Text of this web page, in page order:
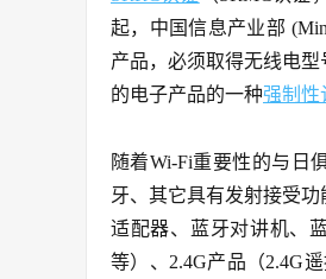
起，中国信息产业部
产品，必须取得无线电型
的电子产品的一种强制性
随着Wi-Fi重要性的与日
牙、其它具有发射接受
适配器、蓝牙对讲机、
等）、2.4G产品（2.4G